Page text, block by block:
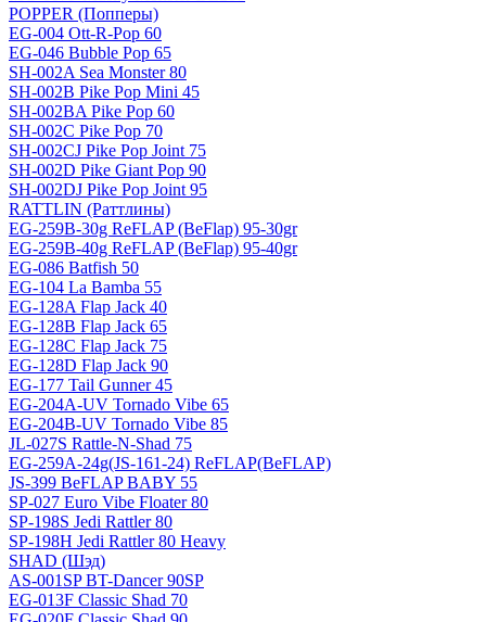
POPPER (Попперы)
EG-004 Ott-R-Pop 60
EG-046 Bubble Pop 65
SH-002A Sea Monster 80
SH-002B Pike Pop Mini 45
SH-002BA Pike Pop 60
SH-002C Pike Pop 70
SH-002CJ Pike Pop Joint 75
SH-002D Pike Giant Pop 90
SH-002DJ Pike Pop Joint 95
RATTLIN (Раттлины)
EG-259B-30g ReFLAP (BeFlap) 95-30gr
EG-259B-40g ReFLAP (BeFlap) 95-40gr
EG-086 Batfish 50
EG-104 La Bamba 55
EG-128A Flap Jack 40
EG-128B Flap Jack 65
EG-128C Flap Jack 75
EG-128D Flap Jack 90
EG-177 Tail Gunner 45
EG-204A-UV Tornado Vibe 65
EG-204B-UV Tornado Vibe 85
JL-027S Rattle-N-Shad 75
EG-259A-24g(JS-161-24) ReFLAP(BeFLAP)
JS-399 BeFLAP BABY 55
SP-027 Euro Vibe Floater 80
SP-198S Jedi Rattler 80
SP-198H Jedi Rattler 80 Heavy
SHAD (Шэд)
AS-001SP BT-Dancer 90SP
EG-013F Classic Shad 70